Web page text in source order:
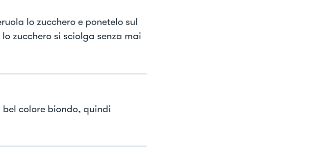
lo zucchero e ponetelo sul
zucchero si sciolga senza mai
colore biondo, quindi